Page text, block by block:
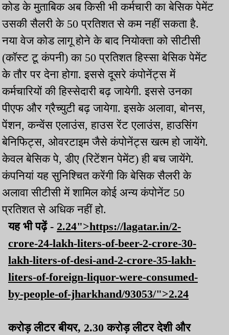
कोड के मुताबिक अब किसी भी कर्मचारी का बेसिक पेमेंट
उसकी सैलरी के 50 प्रतिशत से कम नहीं सकता है.
नया वेज कोड लागू होने के बाद नियोक्ता को सीटीसी
(कॉस्ट टू कंपनी) का 50 प्रतिशत हिस्सा बेसिक पेमेंट
के तौर पर देना होगा. इससे दूसरे कंपोनेंट्स में
कर्मचारियों की हिस्सेदारी बढ़ जायेगी. इससे उनका
पीएफ और ग्रैच्युटी बढ़ जायेगा. इसके अलावा, बोनस,
पेंशन, कन्वेंस एलाउंस, हाउस रेंट एलाउंस, हाउसिंग
बेनिफिट्स, ओवरटाइम जैसे कंपोनेंट्स खत्म हो जायेंगे.
केवल बेसिक पे, डीए (रिटेंशन पेमेंट) ही बच जायेंगे.
कंपनियां यह सुनिश्चित करेंगी कि बेसिक सैलरी के
अलावा सीटीसी में शामिल कोई अन्य कंपोनेंट 50
प्रतिशत से अधिक नहीं हो.
यह भी पढ़ें - 2.24">https://lagatar.in/2-
crore-24-lakh-liters-of-beer-2-crore-30-
lakh-liters-of-desi-and-2-crore-35-lakh-
liters-of-foreign-liquor-were-consumed-
by-people-of-jharkhand/93053/">2.24
करोड़ लीटर बीयर, 2.30 करोड़ लीटर देशी और